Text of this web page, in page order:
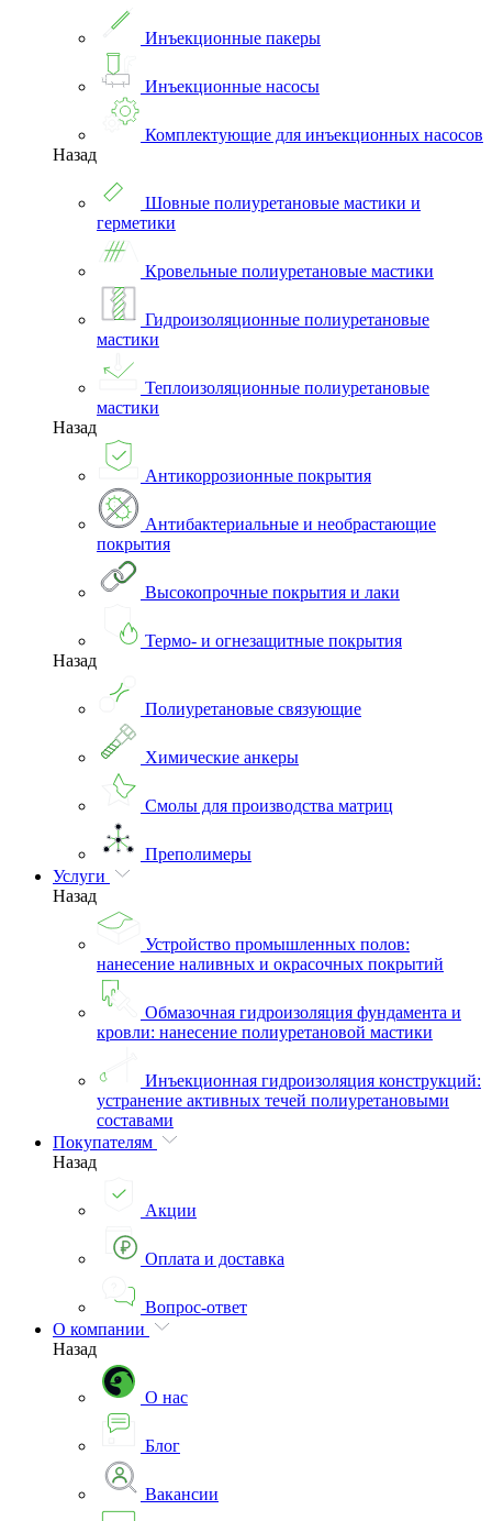
Инъекционные пакеры
Инъекционные насосы
Комплектующие для инъекционных насосов
Назад
Шовные полиуретановые мастики и
герметики
Кровельные полиуретановые мастики
Гидроизоляционные полиуретановые
мастики
Теплоизоляционные полиуретановые
мастики
Назад
Антикоррозионные покрытия
Антибактериальные и необрастающие
покрытия
Высокопрочные покрытия и лаки
Термо- и огнезащитные покрытия
Назад
Полиуретановые связующие
Химические анкеры
Смолы для производства матриц
Преполимеры
Услуги
Назад
Устройство промышленных полов:
нанесение наливных и окрасочных покрытий
Обмазочная гидроизоляция фундамента и
кровли: нанесение полиуретановой мастики
Инъекционная гидроизоляция конструкций:
устранение активных течей полиуретановыми
составами
Покупателям
Назад
Акции
Оплата и доставка
Вопрос-ответ
О компании
Назад
О нас
Блог
Вакансии